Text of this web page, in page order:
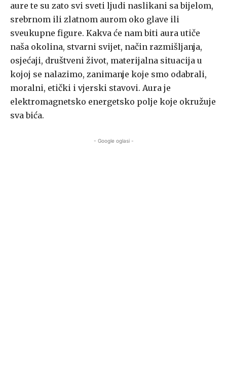
aure te su zato svi sveti ljudi naslikani sa bijelom,
srebrnom ili zlatnom aurom oko glave ili
sveukupne figure. Kakva će nam biti aura utiče
naša okolina, stvarni svijet, način razmišljanja,
osjećaji, društveni život, materijalna situacija u
kojoj se nalazimo, zanimanje koje smo odabrali,
moralni, etički i vjerski stavovi. Aura je
elektromagnetsko energetsko polje koje okružuje
sva bića.
- Google oglasi -